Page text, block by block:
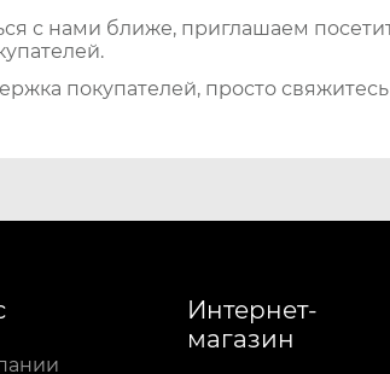
с нами ближе, приглашаем
покупателей, просто
Интернет-
магазин